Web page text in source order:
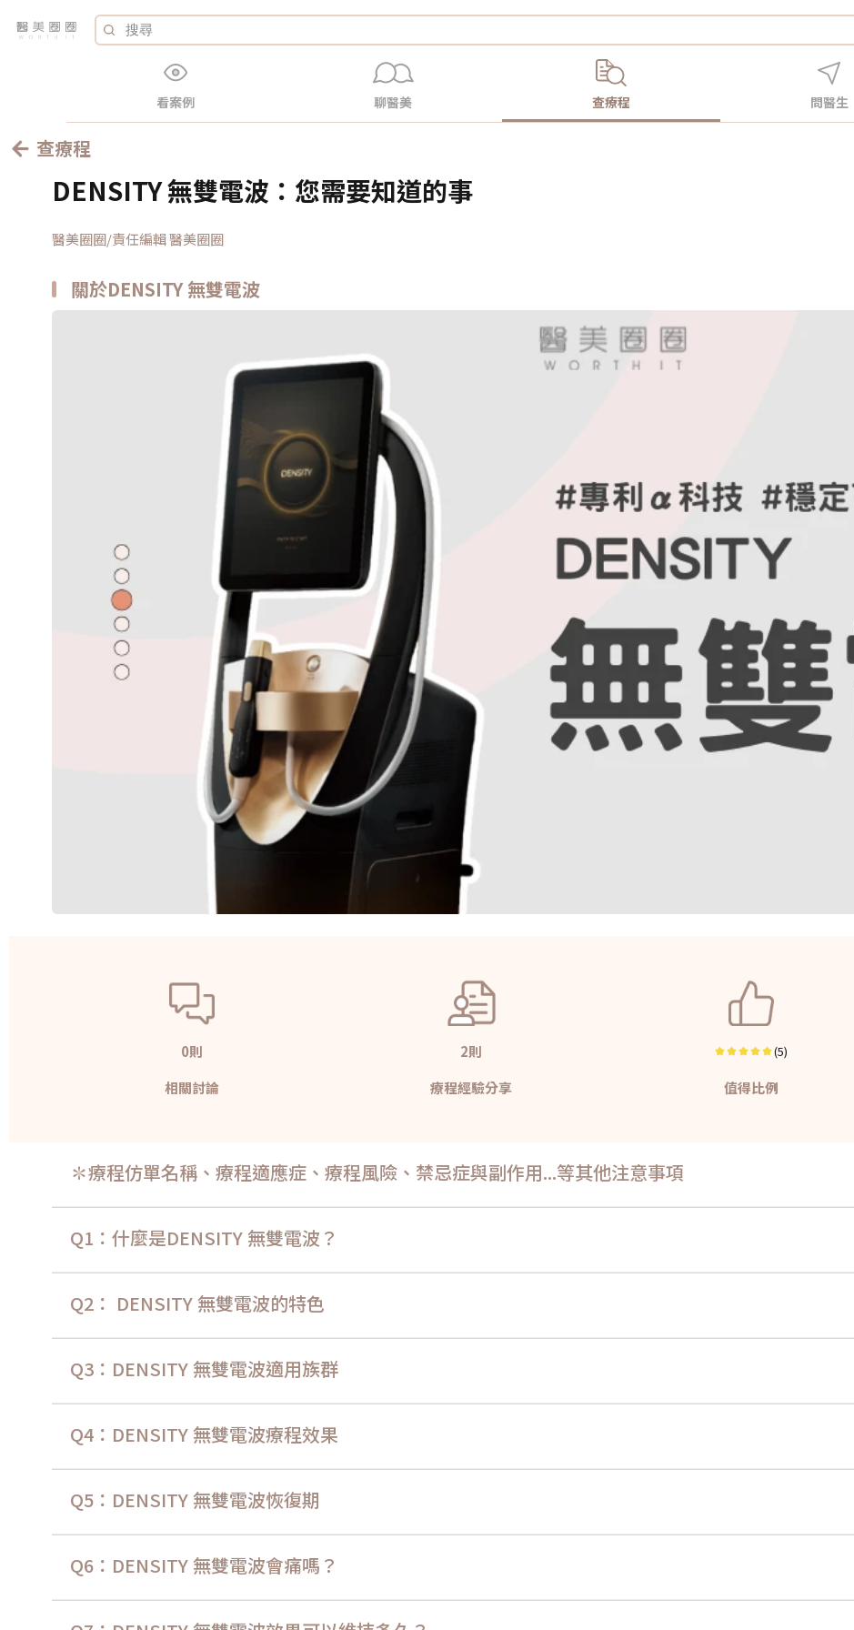
看案例 聊醫美 查療程 問醫生
查療程
DENSITY 無雙電波：您需要知道的事
醫美圈圈/責任編輯 醫美圈圈
關於DENSITY 無雙電波
0則
相關討論
2則
療程經驗分享
(5)
值得比例
✽療程仿單名稱、療程適應症、療程風險、禁忌症與副作用...等其他注意事項
Q1：什麼是DENSITY 無雙電波？
Q2： DENSITY 無雙電波的特色
Q3：DENSITY 無雙電波適用族群
Q4：DENSITY 無雙電波療程效果
Q5：DENSITY 無雙電波恢復期
Q6：DENSITY 無雙電波會痛嗎？